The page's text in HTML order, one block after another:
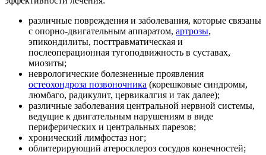
различные повреждения и заболевания, которые связаны
с опорно-двигательным аппаратом, артрозы,
эпикондилиты, посттравматическая и
послеоперационная тугоподвижность в суставах,
миозиты;
неврологические болезненные проявления
остеохондроза позвоночника (корешковые синдромы,
люмбаго, радикулит, цервикалгия и так далее);
различные заболевания центральной нервной системы,
ведущие к двигательным нарушениям в виде
периферических и центральных парезов;
хронический лимфостаз ног;
облитерирующий атеросклероз сосудов конечностей;